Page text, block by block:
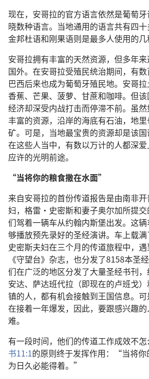
现在，安哥拉的官方语言依然是葡萄
晓数种语言。当地通用的语言共有四十
金邦杜语和刚果语则是最多人使用的几
安哥拉拥有丰富的天然资源，但多年
国外。在安哥拉受殖民统治期间，有数
巴西后来也成为葡萄牙殖民地。安哥
香蕉、芒果、菠萝、甘蔗和咖啡。但该
经济却深受内战打击而停滞不前。虽
丰富的资源，沿岸的海底有石油，地
矿。可是，当地最宝贵的资源却是该国
在这些人当中，有数以万计的人都深
应许的光明前途。
“当将你的粮食撒在水面”
来自安哥拉的首份传道报告是由南非
妇，格雷·史密斯和妻子奥尔加所提
们驾着一辆车从约翰内斯堡出发。这
够播放预先录好的圣经演讲。车上载满
史密斯夫妇在三个月的传道旅程中，
《守望台》杂志，也分发了8158本圣
们在广泛的地区分发了大量圣经书刊
安达、萨达班代拉（即现在的卢班戈
镇的人，都有机会接触到王国信息。
在接着一年爆发，因此，要跟感兴趣
难。
有一段时间，他们的传道工作成效不怎
书11:1的原则终于发挥作用：“当将你
为日久必能得着。”